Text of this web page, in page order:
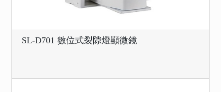
SL-D701 數位式裂隙燈顯微鏡